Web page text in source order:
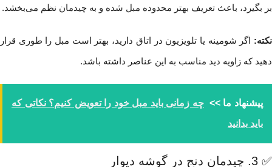
بر بگیرد، باعث تعریف بهتر محدوده مبل شده و به چیدمان نظم می‌بخشد.
نکته: اگر شومینه یا تلویزیون در اتاق دارید، بهتر است مبل را طوری قرار
دهید که زاویه دید مناسب به این عناصر داشته باشد.
پیشنهاد ما >> چه زمانی باید مبل خود را تعویض کنیم؟ نکاتی که
باید بدانید
✅ 3. چیدمان دنج در گوشه دیوار